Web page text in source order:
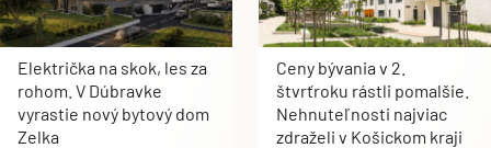
Električka na skok, les za
rohom. V Dúbravke
vyrastie nový bytový dom
Zelka
Ceny bývania v 2.
štvrťroku rástli pomalšie.
Nehnuteľnosti najviac
zdraželi v Košickom kraji